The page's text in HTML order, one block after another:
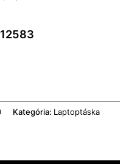
Kategória: Laptoptáska